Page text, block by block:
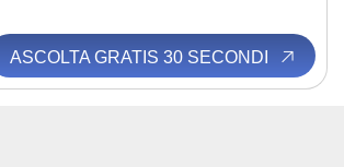
ASCOLTA GRATIS 30 SECONDI